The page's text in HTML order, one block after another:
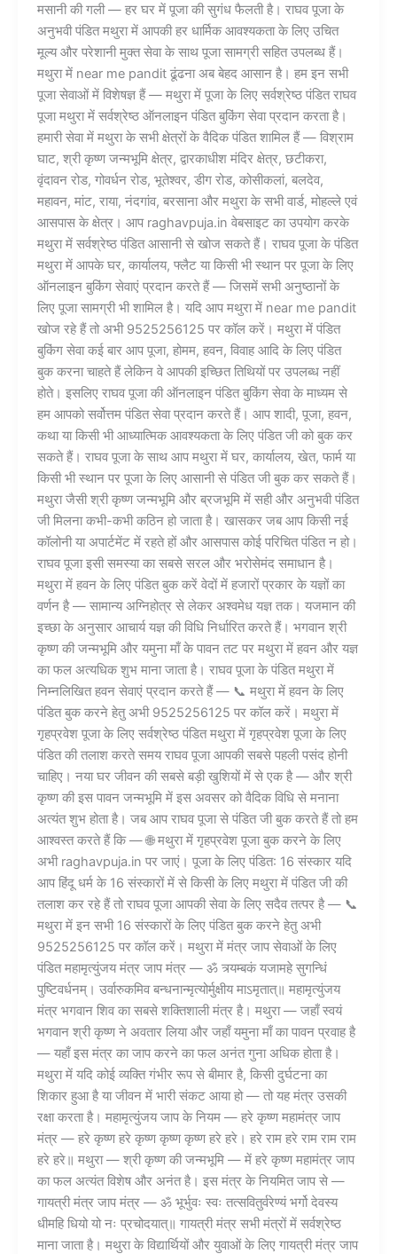
मसानी की गली — हर घर में पूजा की सुगंध फैलती है। राघव पूजा के
अनुभवी पंडित मथुरा में आपकी हर धार्मिक आवश्यकता के लिए उचित
मूल्य और परेशानी मुक्त सेवा के साथ पूजा सामग्री सहित उपलब्ध हैं।
मथुरा में near me pandit ढूंढना अब बेहद आसान है। हम इन सभी
पूजा सेवाओं में विशेषज्ञ हैं — मथुरा में पूजा के लिए सर्वश्रेष्ठ पंडित राघव
पूजा मथुरा में सर्वश्रेष्ठ ऑनलाइन पंडित बुकिंग सेवा प्रदान करता है।
हमारी सेवा में मथुरा के सभी क्षेत्रों के वैदिक पंडित शामिल हैं — विश्राम
घाट, श्री कृष्ण जन्मभूमि क्षेत्र, द्वारकाधीश मंदिर क्षेत्र, छटीकरा,
वृंदावन रोड, गोवर्धन रोड, भूतेश्वर, डीग रोड, कोसीकलां, बलदेव,
महावन, मांट, राया, नंदगांव, बरसाना और मथुरा के सभी वार्ड, मोहल्ले एवं
आसपास के क्षेत्र। आप raghavpuja.in वेबसाइट का उपयोग करके
मथुरा में सर्वश्रेष्ठ पंडित आसानी से खोज सकते हैं। राघव पूजा के पंडित
मथुरा में आपके घर, कार्यालय, फ्लैट या किसी भी स्थान पर पूजा के लिए
ऑनलाइन बुकिंग सेवाएं प्रदान करते हैं — जिसमें सभी अनुष्ठानों के
लिए पूजा सामग्री भी शामिल है। यदि आप मथुरा में near me pandit
खोज रहे हैं तो अभी 9525256125 पर कॉल करें। मथुरा में पंडित
बुकिंग सेवा कई बार आप पूजा, होमम, हवन, विवाह आदि के लिए पंडित
बुक करना चाहते हैं लेकिन वे आपकी इच्छित तिथियों पर उपलब्ध नहीं
होते। इसलिए राघव पूजा की ऑनलाइन पंडित बुकिंग सेवा के माध्यम से
हम आपको सर्वोत्तम पंडित सेवा प्रदान करते हैं। आप शादी, पूजा, हवन,
कथा या किसी भी आध्यात्मिक आवश्यकता के लिए पंडित जी को बुक कर
सकते हैं। राघव पूजा के साथ आप मथुरा में घर, कार्यालय, खेत, फार्म या
किसी भी स्थान पर पूजा के लिए आसानी से पंडित जी बुक कर सकते हैं।
मथुरा जैसी श्री कृष्ण जन्मभूमि और ब्रजभूमि में सही और अनुभवी पंडित
जी मिलना कभी-कभी कठिन हो जाता है। खासकर जब आप किसी नई
कॉलोनी या अपार्टमेंट में रहते हों और आसपास कोई परिचित पंडित न हो।
राघव पूजा इसी समस्या का सबसे सरल और भरोसेमंद समाधान है।
मथुरा में हवन के लिए पंडित बुक करें वेदों में हजारों प्रकार के यज्ञों का
वर्णन है — सामान्य अग्निहोत्र से लेकर अश्वमेध यज्ञ तक। यजमान की
इच्छा के अनुसार आचार्य यज्ञ की विधि निर्धारित करते हैं। भगवान श्री
कृष्ण की जन्मभूमि और यमुना माँ के पावन तट पर मथुरा में हवन और यज्ञ
का फल अत्यधिक शुभ माना जाता है। राघव पूजा के पंडित मथुरा में
निम्नलिखित हवन सेवाएं प्रदान करते हैं — 📞 मथुरा में हवन के लिए
पंडित बुक करने हेतु अभी 9525256125 पर कॉल करें। मथुरा में
गृहप्रवेश पूजा के लिए सर्वश्रेष्ठ पंडित मथुरा में गृहप्रवेश पूजा के लिए
पंडित की तलाश करते समय राघव पूजा आपकी सबसे पहली पसंद होनी
चाहिए। नया घर जीवन की सबसे बड़ी खुशियों में से एक है — और श्री
कृष्ण की इस पावन जन्मभूमि में इस अवसर को वैदिक विधि से मनाना
अत्यंत शुभ होता है। जब आप राघव पूजा से पंडित जी बुक करते हैं तो हम
आश्वस्त करते हैं कि — 🌐 मथुरा में गृहप्रवेश पूजा बुक करने के लिए
अभी raghavpuja.in पर जाएं। पूजा के लिए पंडित: 16 संस्कार यदि
आप हिंदू धर्म के 16 संस्कारों में से किसी के लिए मथुरा में पंडित जी की
तलाश कर रहे हैं तो राघव पूजा आपकी सेवा के लिए सदैव तत्पर है — 📞
मथुरा में इन सभी 16 संस्कारों के लिए पंडित बुक करने हेतु अभी
9525256125 पर कॉल करें। मथुरा में मंत्र जाप सेवाओं के लिए
पंडित महामृत्युंजय मंत्र जाप मंत्र — ॐ त्र्यम्बकं यजामहे सुगन्धिं
पुष्टिवर्धनम्। उर्वारुकमिव बन्धनान्मृत्योर्मुक्षीय माऽमृतात्॥ महामृत्युंजय
मंत्र भगवान शिव का सबसे शक्तिशाली मंत्र है। मथुरा — जहाँ स्वयं
भगवान श्री कृष्ण ने अवतार लिया और जहाँ यमुना माँ का पावन प्रवाह है
— यहाँ इस मंत्र का जाप करने का फल अनंत गुना अधिक होता है।
मथुरा में यदि कोई व्यक्ति गंभीर रूप से बीमार है, किसी दुर्घटना का
शिकार हुआ है या जीवन में भारी संकट आया हो — तो यह मंत्र उसकी
रक्षा करता है। महामृत्युंजय जाप के नियम — हरे कृष्ण महामंत्र जाप
मंत्र — हरे कृष्ण हरे कृष्ण कृष्ण कृष्ण हरे हरे। हरे राम हरे राम राम राम
हरे हरे॥ मथुरा — श्री कृष्ण की जन्मभूमि — में हरे कृष्ण महामंत्र जाप
का फल अत्यंत विशेष और अनंत है। इस मंत्र के नियमित जाप से —
गायत्री मंत्र जाप मंत्र — ॐ भूर्भुवः स्वः तत्सवितुर्वरेण्यं भर्गो देवस्य
धीमहि धियो यो नः प्रचोदयात्॥ गायत्री मंत्र सभी मंत्रों में सर्वश्रेष्ठ
माना जाता है। मथुरा के विद्यार्थियों और युवाओं के लिए गायत्री मंत्र जाप